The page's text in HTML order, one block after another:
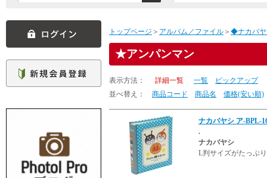
トップページ ＞ アルバム／ファイル ＞ ◆ナカバ
アンパンマン
表示方法： 詳細一覧 一覧
ピックアップ
並べ替え：
商品コード 商品名 価格(安い順)
ナカバヤシ ア-BPL-
.
ナカバヤシ
L判サイズがたっぷ